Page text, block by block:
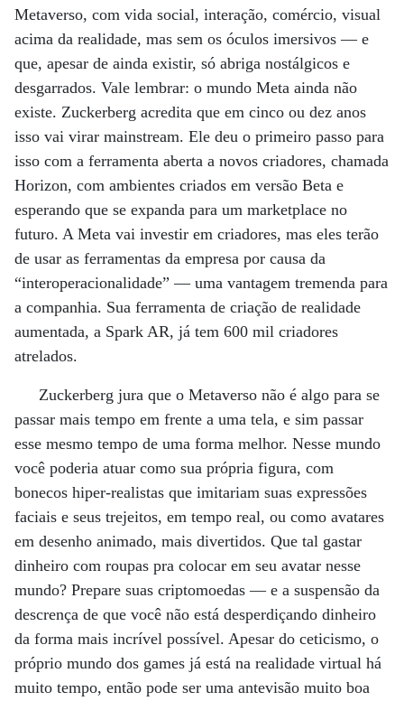
Metaverso, com vida social, interação, comércio, visual
acima da realidade, mas sem os óculos imersivos — e
que, apesar de ainda existir, só abriga nostálgicos e
desgarrados. Vale lembrar: o mundo Meta ainda não
existe. Zuckerberg acredita que em cinco ou dez anos
isso vai virar mainstream. Ele deu o primeiro passo para
isso com a ferramenta aberta a novos criadores, chamada
Horizon, com ambientes criados em versão Beta e
esperando que se expanda para um marketplace no
futuro. A Meta vai investir em criadores, mas eles terão
de usar as ferramentas da empresa por causa da
“interoperacionalidade” — uma vantagem tremenda para
a companhia. Sua ferramenta de criação de realidade
aumentada, a Spark AR, já tem 600 mil criadores
atrelados.
Zuckerberg jura que o Metaverso não é algo para se
passar mais tempo em frente a uma tela, e sim passar
esse mesmo tempo de uma forma melhor. Nesse mundo
você poderia atuar como sua própria figura, com
bonecos hiper-realistas que imitariam suas expressões
faciais e seus trejeitos, em tempo real, ou como avatares
em desenho animado, mais divertidos. Que tal gastar
dinheiro com roupas pra colocar em seu avatar nesse
mundo? Prepare suas criptomoedas — e a suspensão da
descrença de que você não está desperdiçando dinheiro
da forma mais incrível possível. Apesar do ceticismo, o
próprio mundo dos games já está na realidade virtual há
muito tempo, então pode ser uma antevisão muito boa